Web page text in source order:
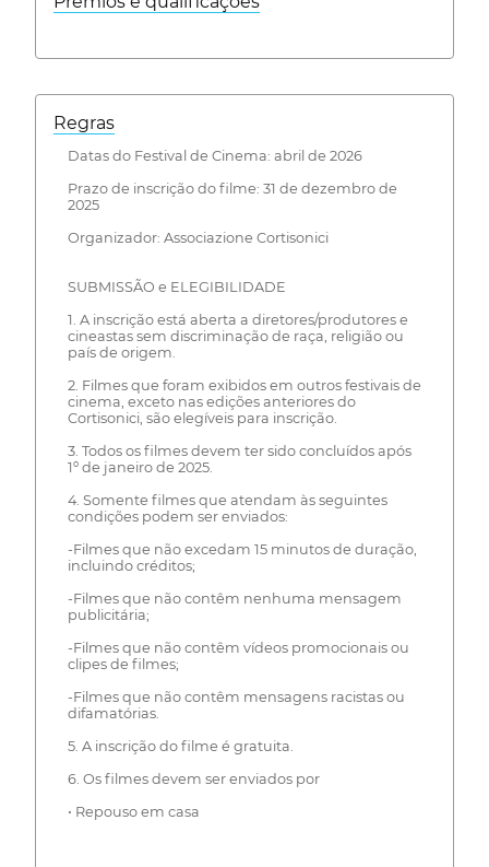
Regras
Datas do Festival de Cinema: abril de 2026
Prazo de inscrição do filme: 31 de dezembro de
2025
Organizador: Associazione Cortisonici
SUBMISSÃO e ELEGIBILIDADE
1. A inscrição está aberta a diretores/produtores e
cineastas sem discriminação de raça, religião ou
país de origem.
2. Filmes que foram exibidos em outros festivais de
cinema, exceto nas edições anteriores do
Cortisonici, são elegíveis para inscrição.
3. Todos os filmes devem ter sido concluídos após
1º de janeiro de 2025.
4. Somente filmes que atendam às seguintes
condições podem ser enviados:
-Filmes que não excedam 15 minutos de duração,
incluindo créditos;
-Filmes que não contêm nenhuma mensagem
publicitária;
-Filmes que não contêm vídeos promocionais ou
clipes de filmes;
-Filmes que não contêm mensagens racistas ou
difamatórias.
5. A inscrição do filme é gratuita.
6. Os filmes devem ser enviados por
• Repouso em casa